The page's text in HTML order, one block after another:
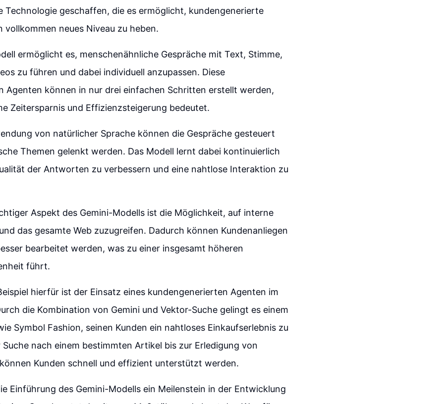
Technologie geschaffen, die es ermöglicht, kundengenerierte
vollkommen neues Niveau zu heben.
ermöglicht es, menschenähnliche Gespräche mit Text, Stimme,
zu führen und dabei individuell anzupassen. Diese
Agenten können in nur drei einfachen Schritten erstellt werden,
Zeitersparnis und Effizienzsteigerung bedeutet.
von natürlicher Sprache können die Gespräche gesteuert
Themen gelenkt werden. Das Modell lernt dabei kontinuierlich
der Antworten zu verbessern und eine nahtlose Interaktion zu
Aspekt des Gemini-Modells ist die Möglichkeit, auf interne
das gesamte Web zuzugreifen. Dadurch können Kundenanliegen
bearbeitet werden, was zu einer insgesamt höheren
führt.
hierfür ist der Einsatz eines kundengenerierten Agenten im
die Kombination von Gemini und Vektor-Suche gelingt es einem
Symbol Fashion, seinen Kunden ein nahtloses Einkaufserlebnis zu
Suche nach einem bestimmten Artikel bis zur Erledigung von
Kunden schnell und effizient unterstützt werden.
Einführung des Gemini-Modells ein Meilenstein in der Entwicklung